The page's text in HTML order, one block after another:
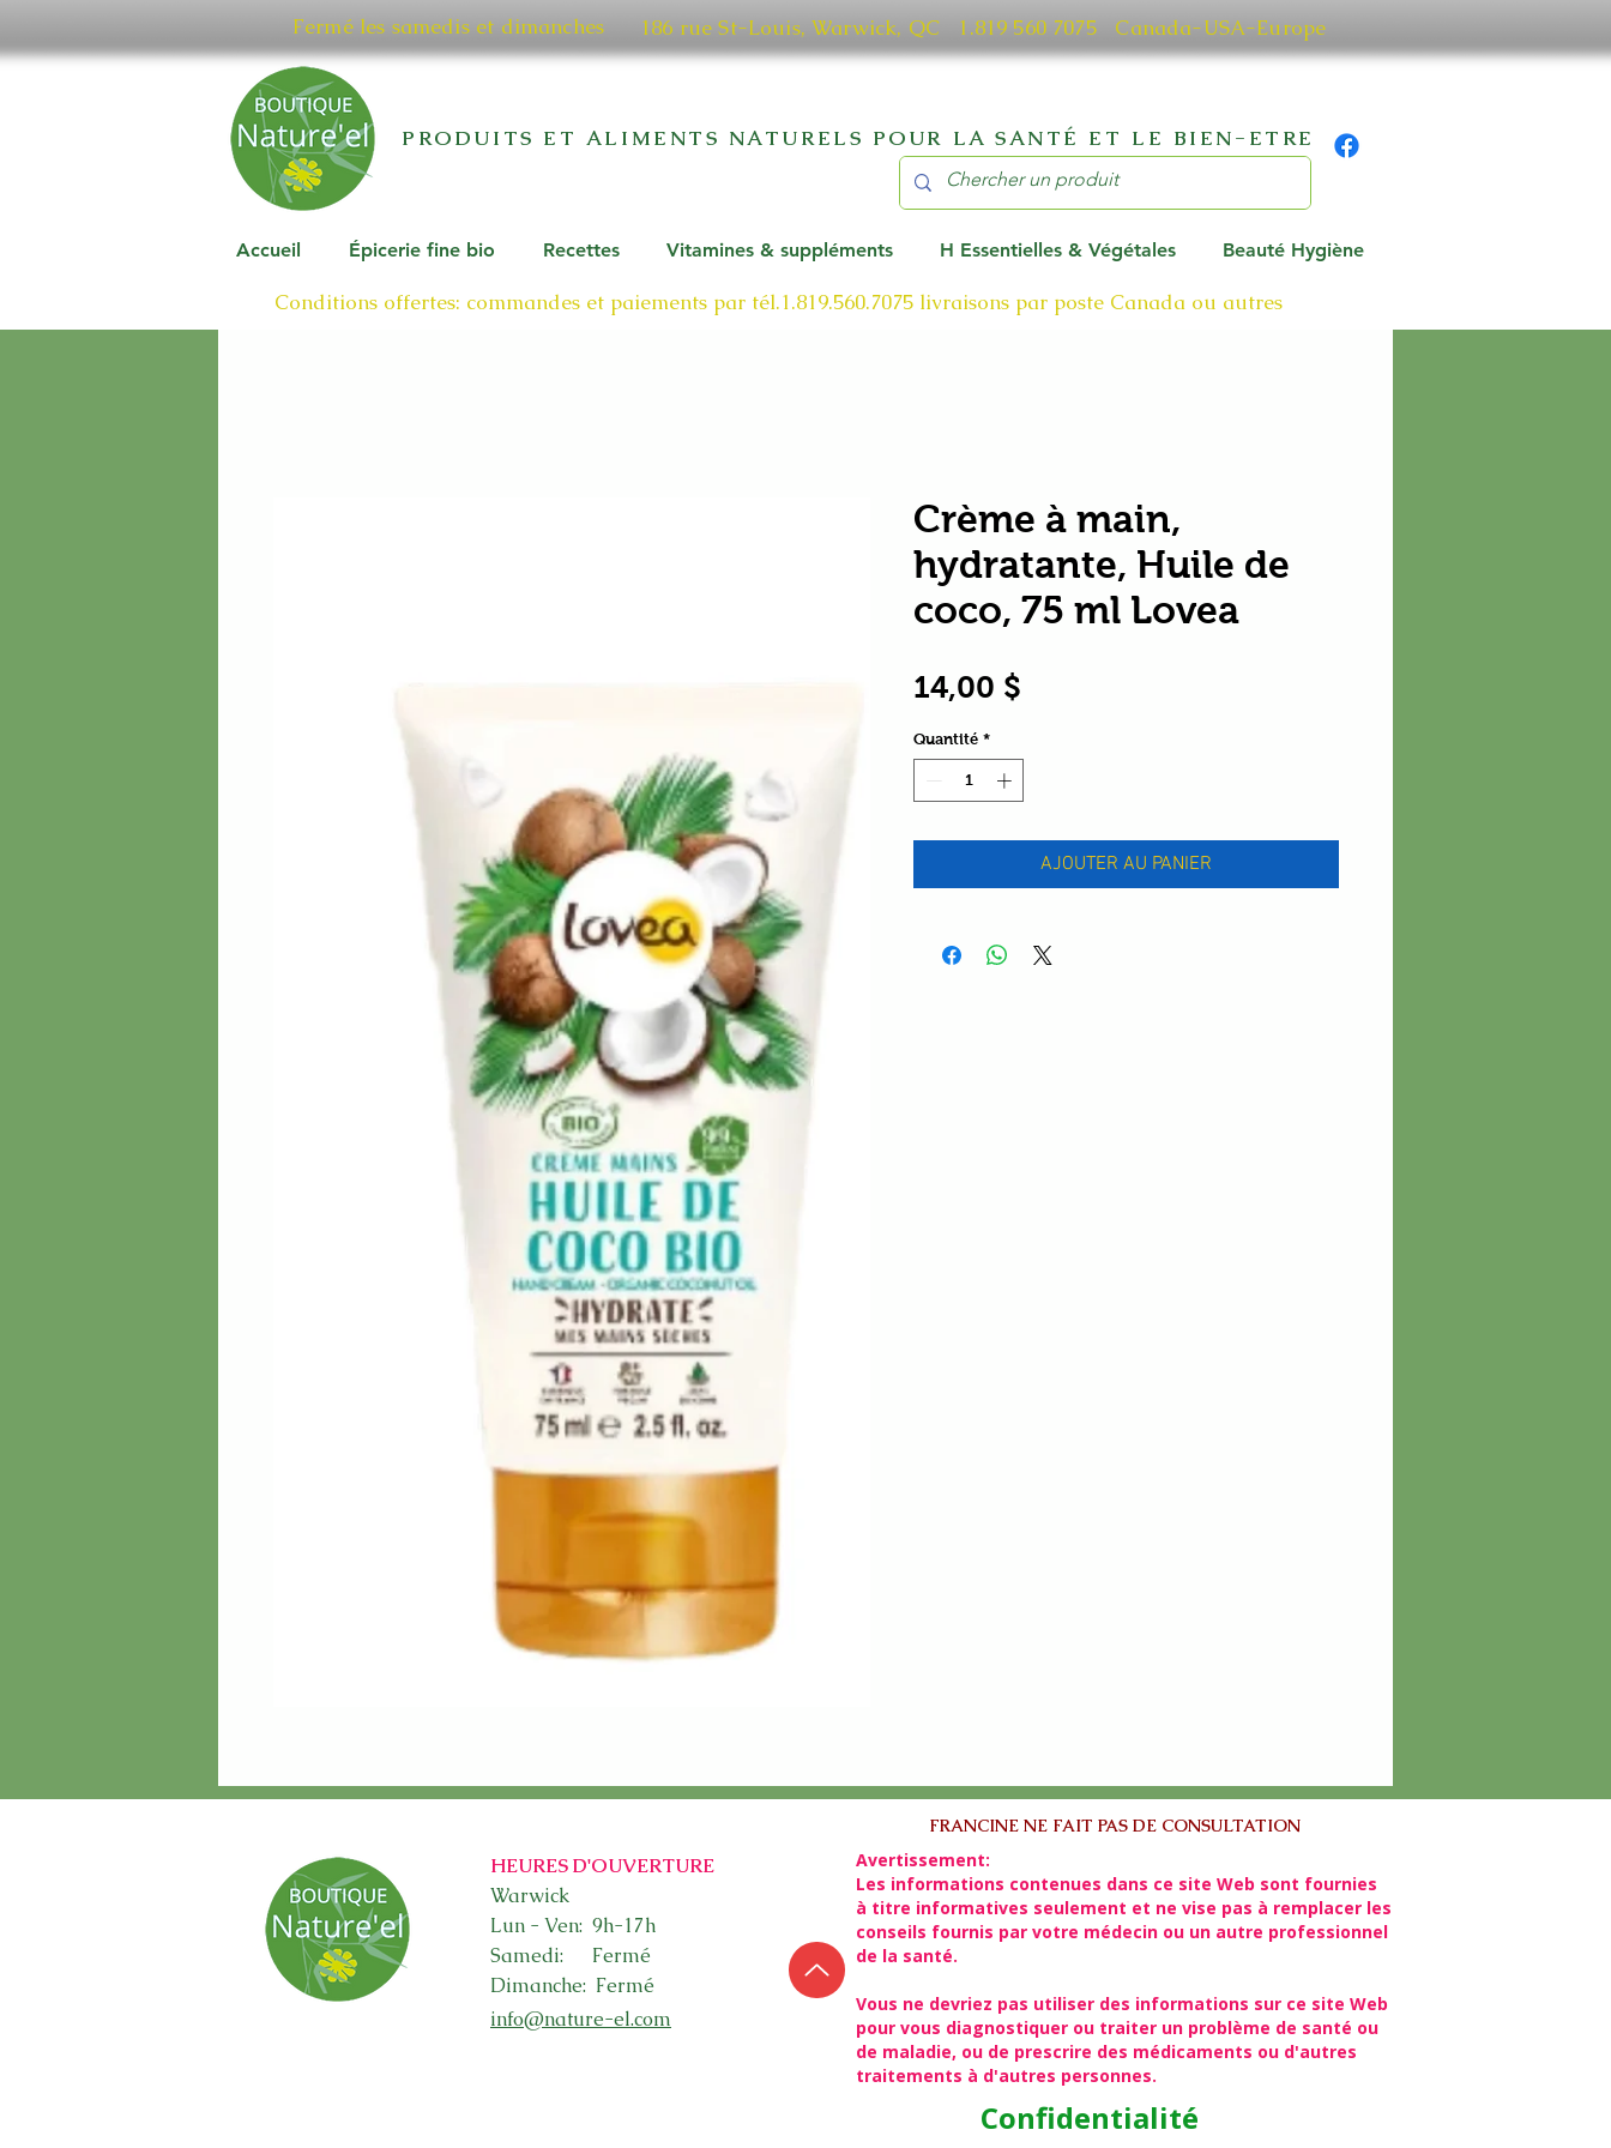
Fermé les samedis et dimanches 186 rue St-Louis, Warwick, QC​ 1.819 560 7075 Canada-USA-Europe
PRODUITS ET ALIMENTS NATURELS POUR LA SANTÉ ET LE BIEN-ETRE
Accueil Épicerie fine bio Recettes Vitamines & suppléments H Essentielles & Végétales Beauté Hygiène
Conditions offertes: commandes et paiements par tél.1.819.560.7075 livraisons par poste Canada ou autres
Crème à main,
hydratante, Huile de
coco, 75 ml Lovea
14,00 $
Quantité *
AJOUTER AU PANIER
FRANCINE NE FAIT PAS DE CONSULTATION
HEURES D'OUVERTURE
Warwick​
Lun - Ven: 9h-17h
Samedi: Fermé
Dimanche: Fermé
info@nature-el.com
Avertissement:
Les informations contenues dans ce site Web sont fournies
à titre informatives seulement et ne vise pas à remplacer les
conseils fournis par votre médecin ou un autre professionnel
de la santé.
Vous ne devriez pas utiliser des informations sur ce site Web
pour vous diagnostiquer ou traiter un problème de santé ou
de maladie, ou de prescrire des médicaments ou d'autres
traitements à d'autres personnes.
Confidentialité